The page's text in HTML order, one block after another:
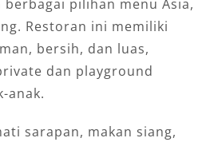
berbagai pilihan menu Asia,
Restoran ini memiliki
bersih, dan luas,
dan playground
anak.
sarapan, makan siang,